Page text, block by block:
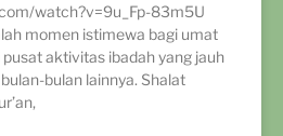
watch?v=9u_Fp-83m5U
momen istimewa bagi umat
aktivitas ibadah yang jauh
bulan lainnya. Shalat